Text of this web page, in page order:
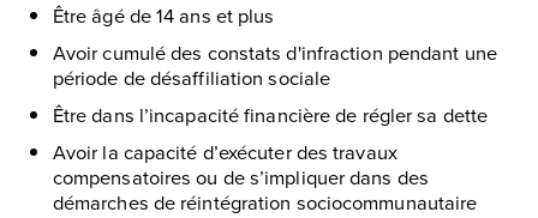
Être âgé de 14 ans et plus
Avoir cumulé des constats d'infraction pendant une
période de désaffiliation sociale
Être dans l’incapacité financière de régler sa dette
Avoir la capacité d’exécuter des travaux
compensatoires ou de s’impliquer dans des
démarches de réintégration sociocommunautaire